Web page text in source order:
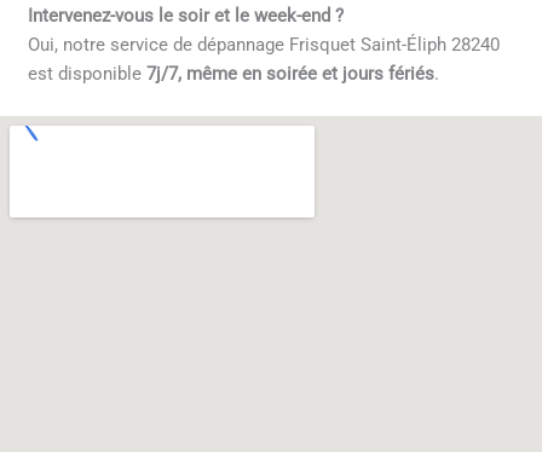
Intervenez-vous le soir et le week-end ?
Oui, notre service de dépannage Frisquet Saint-Éliph 28240
est disponible7j/7, même en soirée et jours fériés.